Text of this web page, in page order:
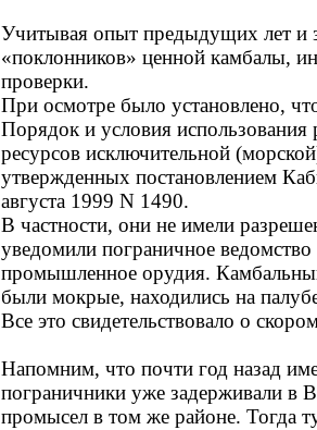
Учитывая опыт предыдущих лет и
«поклонников» ценной камбалы,
проверки.
При осмотре было установлено,
Порядок и условия
ресурсов исключительной
утвержденных постановлением
августа 1999 N 1490.
В частности, они не имели
уведомили пограничное
промышленное орудия.
были мокрые, находились на
Все это свидетельствовало о
Напомним, что почти год назад
пограничники уже задерживали в
промысел в том же районе. Тогда